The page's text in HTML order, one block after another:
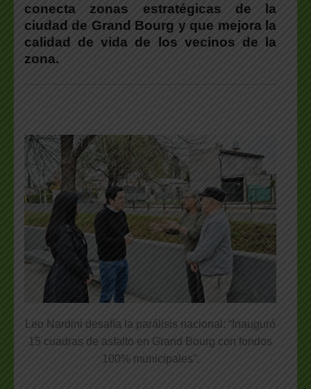
conecta zonas estratégicas de la
ciudad de Grand Bourg y que mejora la
calidad de vida de los vecinos de la
zona.
Leo Nardini desafía la parálisis nacional: “Inauguró
15 cuadras de asfalto en Grand Bourg con fondos
100% municipales”.